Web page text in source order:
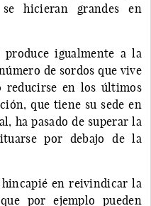
hicieran grandes en
igualmente a la
de sordos que vive
reducirse en los últimos
que tiene su sede en
ha pasado de superar la
por debajo de la
en reivindicar la
por ejemplo pueden